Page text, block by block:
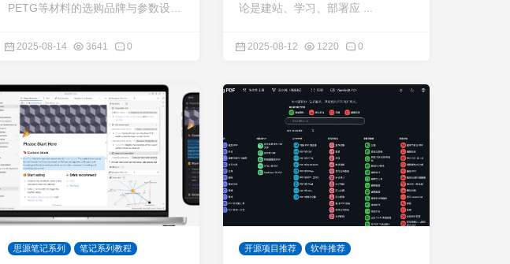
PETG等材料的选购品牌与参数设
择建议。
2025-08-14 3641 0
论是建站、学习、部署应 ...
2025-08-12 1220 0
思源笔记系列 笔记系列教程 开源项目推荐 软件推荐